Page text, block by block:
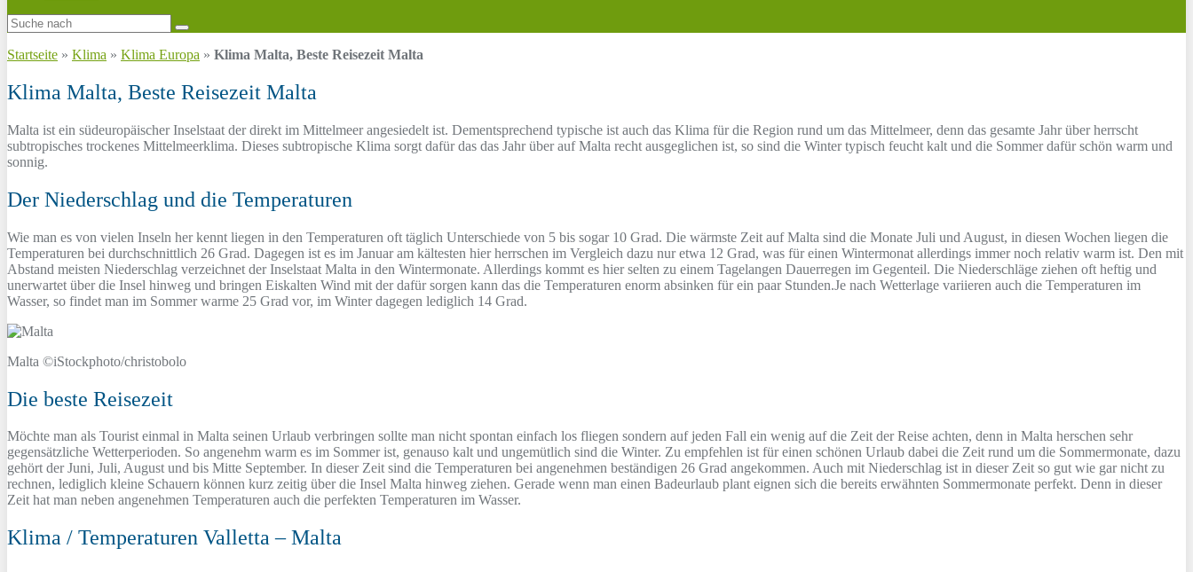
Startseite » Klima » Klima Europa » Klima Malta, Beste Reisezeit Malta
Klima Malta, Beste Reisezeit Malta
Malta ist ein südeuropäischer Inselstaat der direkt im Mittelmeer angesiedelt ist. Dementsprechend typische ist auch das Klima für die Region rund um das Mittelmeer, denn das gesamte Jahr über herrscht
subtropisches trockenes Mittelmeerklima. Dieses subtropische Klima sorgt dafür das das Jahr über auf Malta recht ausgeglichen ist, so sind die Winter typisch feucht kalt und die Sommer dafür schön warm und
sonnig.
Der Niederschlag und die Temperaturen
Wie man es von vielen Inseln her kennt liegen in den Temperaturen oft täglich Unterschiede von 5 bis sogar 10 Grad. Die wärmste Zeit auf Malta sind die Monate Juli und August, in diesen Wochen liegen die
Temperaturen bei durchschnittlich 26 Grad. Dagegen ist es im Januar am kältesten hier herrschen im Vergleich dazu nur etwa 12 Grad, was für einen Wintermonat allerdings immer noch relativ warm ist. Den mit
Abstand meisten Niederschlag verzeichnet der Inselstaat Malta in den Wintermonate. Allerdings kommt es hier selten zu einem Tagelangen Dauerregen im Gegenteil. Die Niederschläge ziehen oft heftig und
unerwartet über die Insel hinweg und bringen Eiskalten Wind mit der dafür sorgen kann das die Temperaturen enorm absinken für ein paar Stunden.Je nach Wetterlage variieren auch die Temperaturen im
Wasser, so findet man im Sommer warme 25 Grad vor, im Winter dagegen lediglich 14 Grad.
Malta ©iStockphoto/christobolo
Die beste Reisezeit
Möchte man als Tourist einmal in Malta seinen Urlaub verbringen sollte man nicht spontan einfach los fliegen sondern auf jeden Fall ein wenig auf die Zeit der Reise achten, denn in Malta herschen sehr
gegensätzliche Wetterperioden. So angenehm warm es im Sommer ist, genauso kalt und ungemütlich sind die Winter. Zu empfehlen ist für einen schönen Urlaub dabei die Zeit rund um die Sommermonate, dazu
gehört der Juni, Juli, August und bis Mitte September. In dieser Zeit sind die Temperaturen bei angenehmen beständigen 26 Grad angekommen. Auch mit Niederschlag ist in dieser Zeit so gut wie gar nicht zu
rechnen, lediglich kleine Schauern können kurz zeitig über die Insel Malta hinweg ziehen. Gerade wenn man einen Badeurlaub plant eignen sich die bereits erwähnten Sommermonate perfekt. Denn in dieser
Zeit hat man neben angenehmen Temperaturen auch die perfekten Temperaturen im Wasser.
Klima / Temperaturen Valletta – Malta